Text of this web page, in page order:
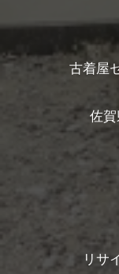
古着屋
佐
リサ